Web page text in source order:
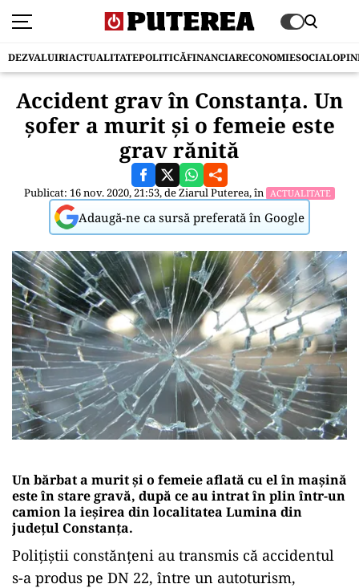
DEZVALUIRIACTUALITATEPOLITICĂFINANCIARECONOMIESOCIAL
Accident grav în Constanța. Un
șofer a murit și o femeie este
grav rănită
Publicat: 16 nov. 2020, 21:53, deZiarul Puterea, în ACTUALITATE
Adaugă-ne ca sursă preferată în Google
Un bărbat a murit și o femeie aflată cu el în mașină
este în stare gravă, după ce au intrat în plin într-un
camion la ieșirea din localitatea Lumina din
județul Constanța.
Polițiștii constănțeni au transmis că accidentul
s-a produs pe DN 22, între un autoturism,